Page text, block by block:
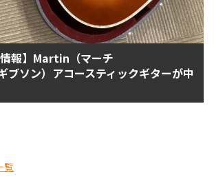
情報】Martin（マーチ
ブソン）アコースティックギターが中
覧